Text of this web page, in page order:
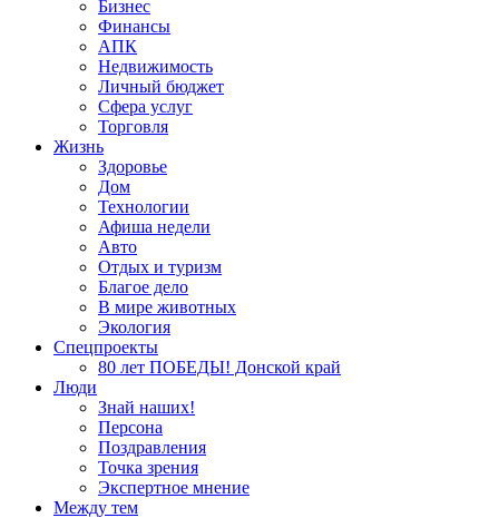
Бизнес
Финансы
АПК
Недвижимость
Личный бюджет
Сфера услуг
Торговля
Жизнь
Здоровье
Дом
Технологии
Афиша недели
Авто
Отдых и туризм
Благое дело
В мире животных
Экология
Спецпроекты
80 лет ПОБЕДЫ! Донской край
Люди
Знай наших!
Персона
Поздравления
Точка зрения
Экспертное мнение
Между тем